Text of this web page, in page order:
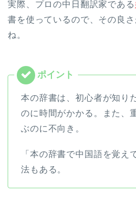
実際、プロの中日翻訳家である
書を使っているので、その良
ね。
本の辞書は、初心者が知り
のに時間がかかる。また、
ぶのに不向き。
「本の辞書で中国語を覚え
法もある。